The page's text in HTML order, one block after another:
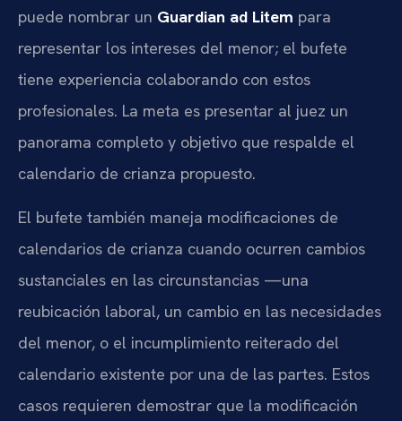
puede nombrar un Guardian ad Litem para
representar los intereses del menor; el bufete
tiene experiencia colaborando con estos
profesionales. La meta es presentar al juez un
panorama completo y objetivo que respalde el
calendario de crianza propuesto.
El bufete también maneja modificaciones de
calendarios de crianza cuando ocurren cambios
sustanciales en las circunstancias —una
reubicación laboral, un cambio en las necesidades
del menor, o el incumplimiento reiterado del
calendario existente por una de las partes. Estos
casos requieren demostrar que la modificación